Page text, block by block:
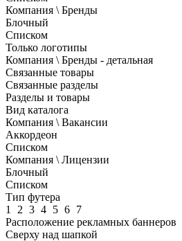
Компания \ Бренды
Блочный
Списком
Только логотипы
Компания \ Бренды - детальная
Связанные товары
Связанные разделы
Разделы и товары
Вид каталога
Компания \ Вакансии
Аккордеон
Списком
Компания \ Лицензии
Блочный
Списком
Тип футера
1
2 3 4 5 6 7
Расположение рекламных баннеров
Сверху над шапкой